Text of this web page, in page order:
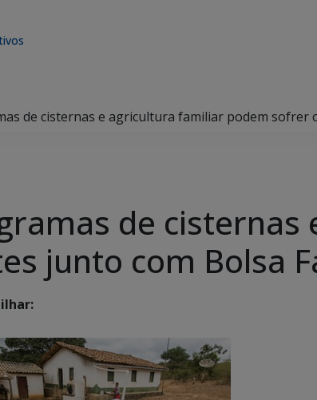
de cisternas e agricultura familiar podem sofrer
de
junto com Bolsa